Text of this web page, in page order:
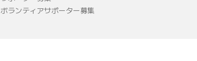
ボランティアサポーター募集